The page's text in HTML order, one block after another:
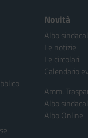
Novità
Albo
Le notizie
Le circolari
Calendario
Amm.
Albo
Albo Online